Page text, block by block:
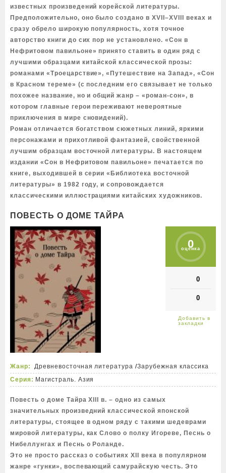
известных произведений корейской литературы.
Предположительно, оно было создано в XVII–XVIII веках и
сразу обрело широкую популярность, хотя точное
авторство книги до сих пор не установлено. «Сон в
Нефритовом павильоне» принято ставить в один ряд с
лучшими образцами китайской классической прозы:
романами «Троецарствие», «Путешествие на Запад», «Сон
в Красном тереме» (с последним его связывает не только
похожее название, но и общий жанр – «роман-сон», в
котором главные герои переживают невероятные
приключения в мире сновидений).
Роман отличается богатством сюжетных линий, яркими
персонажами и прихотливой фантазией, свойственной
лучшим образцам восточной литературы. В настоящем
издании «Сон в Нефритовом павильоне» печатается по
книге, выходившей в серии «Библиотека восточной
литературы» в 1982 году, и сопровождается
классическими иллюстрациями китайских художников.
ПОВЕСТЬ О ДОМЕ ТАЙРА
0
оценка
0
0
Жанр: Древневосточная литература /Зарубежная классика
Серия: Магистраль. Азия
Повесть о доме Тайра XIII в. – одно из самых
значительных произведний классической японской
литературы, стоящее в одном ряду с такими шедеврами
мировой литературы, как Слово о полку Игореве, Песнь о
Нибеллунгах и Песнь о Роланде.
Это не просто рассказ о событиях XII века в популярном
жанре «гунки», воспевающий самурайскую честь. Это